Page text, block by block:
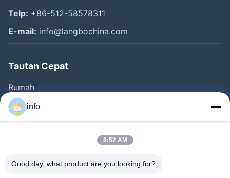
Telp: +86-512-58578311
E-mail: info@langbochina.com
Tautan Cepat
Rumah
Produk
Video
Wisata Pabrik
info
8:52 AM
Good day, what product are you looking for?